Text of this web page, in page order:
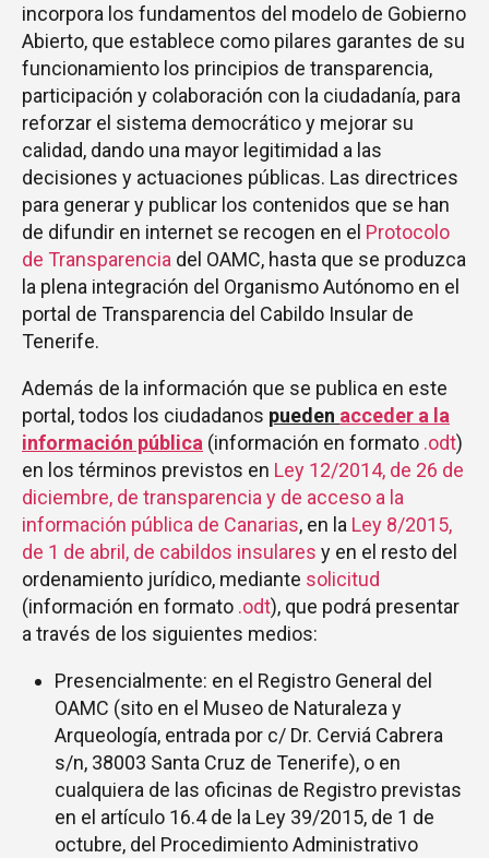
incorpora los fundamentos del modelo de Gobierno
Abierto, que establece como pilares garantes de su
funcionamiento los principios de transparencia,
participación y colaboración con la ciudadanía, para
reforzar el sistema democrático y mejorar su
calidad, dando una mayor legitimidad a las
decisiones y actuaciones públicas. Las directrices
para generar y publicar los contenidos que se han
de difundir en internet se recogen en el Protocolo
de Transparencia del OAMC, hasta que se produzca
la plena integración del Organismo Autónomo en el
portal de Transparencia del Cabildo Insular de
Tenerife.
Además de la información que se publica en este
portal, todos los ciudadanos pueden acceder a la
información pública (información en formato .odt)
en los términos previstos en Ley 12/2014, de 26 de
diciembre, de transparencia y de acceso a la
información pública de Canarias, en la Ley 8/2015,
de 1 de abril, de cabildos insulares y en el resto del
ordenamiento jurídico, mediante solicitud
(información en formato .odt), que podrá presentar
a través de los siguientes medios:
Presencialmente: en el Registro General del
OAMC (sito en el Museo de Naturaleza y
Arqueología, entrada por c/ Dr. Cerviá Cabrera
s/n, 38003 Santa Cruz de Tenerife), o en
cualquiera de las oficinas de Registro previstas
en el artículo 16.4 de la Ley 39/2015, de 1 de
octubre, del Procedimiento Administrativo